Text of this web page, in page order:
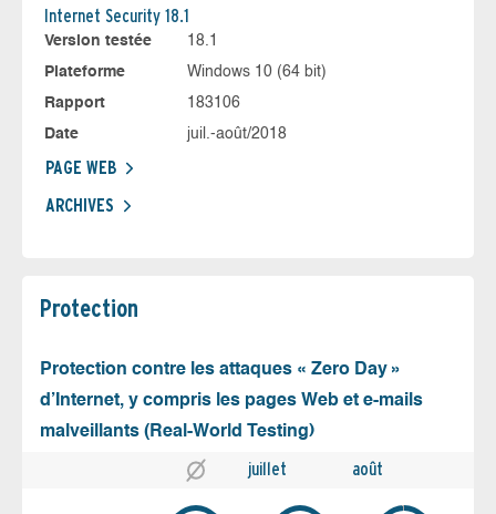
Internet Security 18.1
Version testée
18.1
Plateforme
Windows 10 (64 bit)
Rapport
183106
Date
juil.-août/2018
PAGE WEB
ARCHIVES
Protection
Protection contre les attaques « Zero Day »
d’Internet, y compris les pages Web et e-mails
malveillants (Real-World Testing)
juillet août